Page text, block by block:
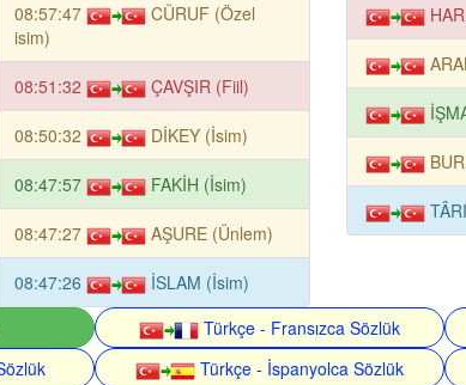
08:57:47
CÜRUF (Özel
isim)
08:51:32 ÇAVŞIR (Fiil)
08:50:32 DİKEY (İsim)
08:47:57 FAKİH (İsim)
08:47:27 AŞURE (Ünlem)
08:47:26 İSLAM (İsim)
Türkçe - Fransızca Sözlük
Türkçe - İspanyolca Sözlük